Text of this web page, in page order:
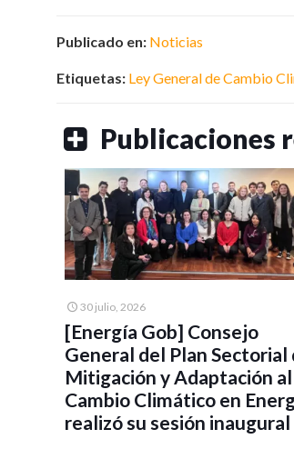
Publicado en: Noticias
Etiquetas: Ley General de Cambio
Publicaciones
30 julio, 2026
[Energía Gob] Consejo
General del Plan Sectorial
Mitigación y Adaptación al
Cambio Climático en
realizó su sesión inaugural